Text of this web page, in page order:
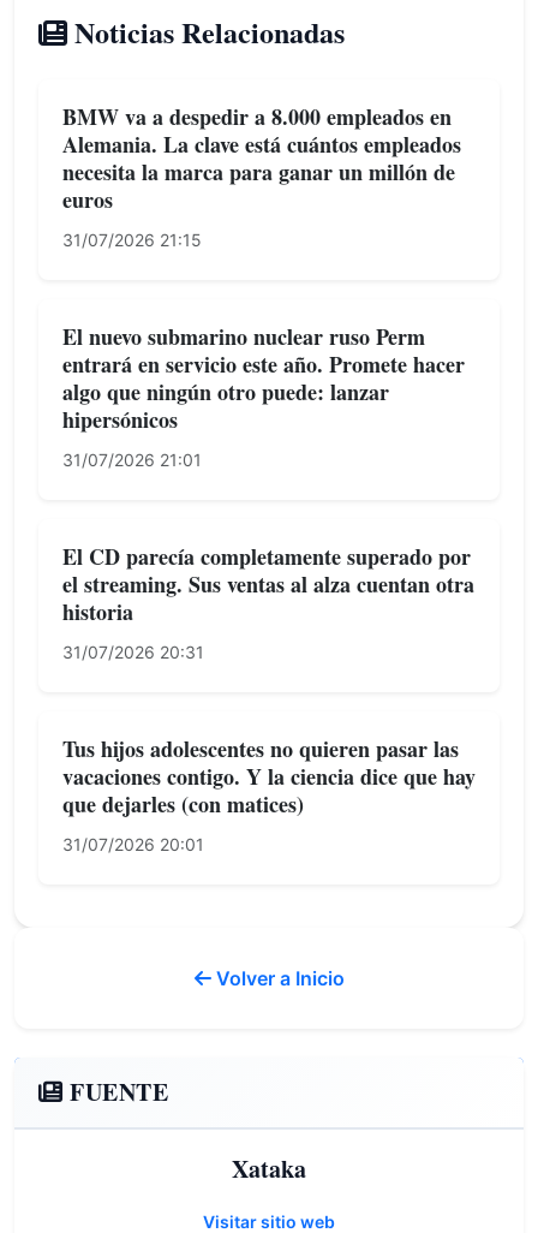
Noticias Relacionadas
BMW va a despedir a 8.000 empleados en
Alemania. La clave está cuántos empleados
necesita la marca para ganar un millón de
euros
31/07/2026 21:15
El nuevo submarino nuclear ruso Perm
entrará en servicio este año. Promete hacer
algo que ningún otro puede: lanzar
hipersónicos
31/07/2026 21:01
El CD parecía completamente superado por
el streaming. Sus ventas al alza cuentan otra
historia
31/07/2026 20:31
Tus hijos adolescentes no quieren pasar las
vacaciones contigo. Y la ciencia dice que hay
que dejarles (con matices)
31/07/2026 20:01
Volver a Inicio
FUENTE
Xataka
Visitar sitio web